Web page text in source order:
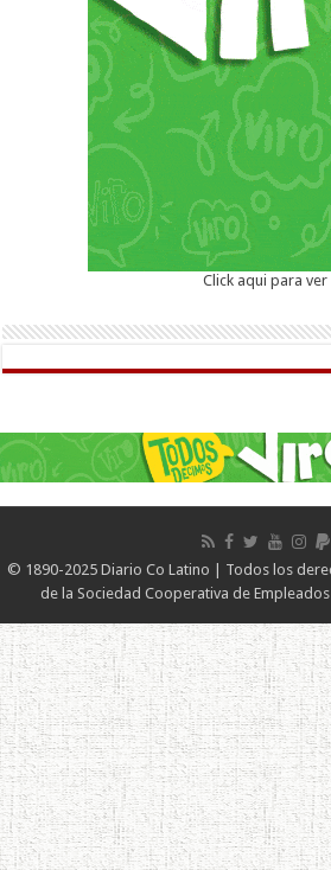
Click aqui para ver
© 1890-2025 Diario Co Latino | Todos los
de la Sociedad Cooperativa de